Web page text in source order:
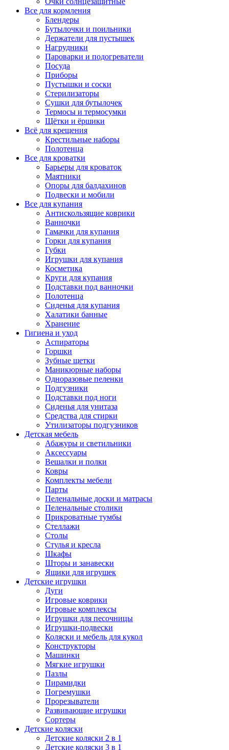
Все для кормления
Блендеры
Бутылочки и поильники
Держатели для пустышек
Нагрудники
Пароварки и подогреватели
Посуда
Приборы
Пустышки и соски
Стерилизаторы
Сушки для бутылочек
Термосы и термосумки
Щётки и ёршики
Всё для крещения
Крестильные наборы
Полотенца
Все для кроватки
Барьеры для кроваток
Маятники
Опоры для балдахинов
Подвески и мобили
Все для купания
Антискользящие коврики
Ванночки
Гамачки для купания
Горки для купания
Губки
Игрушки для купания
Косметика
Круги для купания
Подставки под ванночки
Полотенца
Сиденья для купания
Халатики банные
Хранение
Гигиена и уход
Аспираторы
Горшки
Зубные щетки
Маникюрные наборы
Одноразовые пеленки
Подгузники
Подставки под ноги
Сиденья для унитаза
Средства для стирки
Утилизаторы подгузников
Детская мебель
Абажуры и светильники
Аксессуары
Вешалки и полки
Ковры
Комплекты мебели
Парты
Пеленальные доски и матрасы
Пеленальные столики
Прикроватные тумбы
Стеллажи
Столы
Стулья и кресла
Шкафы
Шторы и занавески
Ящики для игрушек
Детские игрушки
Дуги
Игровые коврики
Игровые комплексы
Игрушки для песочницы
Игрушки-подвески
Коляски и мебель для кукол
Конструкторы
Машинки
Мягкие игрушки
Пазлы
Пирамидки
Погремушки
Прорезыватели
Развивающие игрушки
Сортеры
Детские коляски
Детские коляски 2 в 1
Детские коляски 3 в 1